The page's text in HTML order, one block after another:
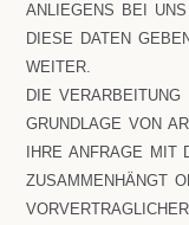
ANLIEGENS BEI
DIESE DATEN
WEITER.
DIE VERARBEITUNG
GRUNDLAGE VON
IHRE ANFRAGE MIT
ZUSAMMENHÄNGT